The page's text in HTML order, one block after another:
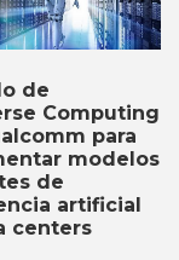
de
Computing
para
modelos
de
artificial
centers